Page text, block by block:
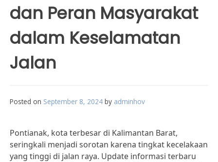
dan Peran Masyarakat
dalam Keselamatan
Jalan
Posted on September 8, 2024 by adminhov
Pontianak, kota terbesar di Kalimantan Barat,
seringkali menjadi sorotan karena tingkat kecelakaan
yang tinggi di jalan raya. Update informasi terbaru